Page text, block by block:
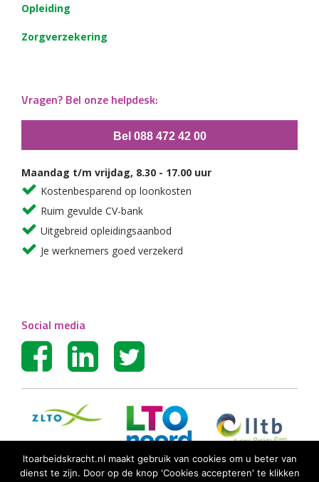
Opleiding
Zorgverzekering
Vragen? Bel onze helpdesk:
Bel 088 472 42 00
Maandag t/m vrijdag, 8.30 - 17.00 uur
Kostenbesparend op loonkosten
Ruim gevulde CV-bank
Uitgebreid opleidingsaanbod
Je werknemers goed verzekerd
Social media
ltoarbeidskracht.nl maakt gebruik van cookies om u beter van
dienst te zijn. Door op de knop 'Cookies accepteren' te klikken